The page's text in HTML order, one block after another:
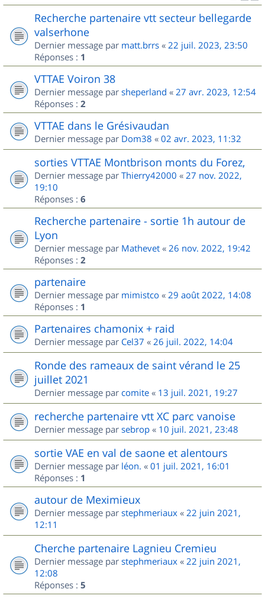
Recherche partenaire vtt secteur bellegarde
valserhone
Dernier message par matt.brrs « 22 juil. 2023, 23:50
Réponses : 1
VTTAE Voiron 38
Dernier message par sheperland « 27 avr. 2023, 12:54
Réponses : 2
VTTAE dans le Grésivaudan
Dernier message par Dom38 « 02 avr. 2023, 11:32
sorties VTTAE Montbrison monts du Forez,
Dernier message par Thierry42000 « 27 nov. 2022,
19:10
Réponses : 6
Recherche partenaire - sortie 1h autour de
Lyon
Dernier message par Mathevet « 26 nov. 2022, 19:42
Réponses : 2
partenaire
Dernier message par mimistco « 29 août 2022, 14:08
Réponses : 1
Partenaires chamonix + raid
Dernier message par Cel37 « 26 juil. 2022, 14:04
Ronde des rameaux de saint vérand le 25
juillet 2021
Dernier message par comite « 13 juil. 2021, 19:27
recherche partenaire vtt XC parc vanoise
Dernier message par sebrop « 10 juil. 2021, 23:48
sortie VAE en val de saone et alentours
Dernier message par léon. « 01 juil. 2021, 16:01
Réponses : 1
autour de Meximieux
Dernier message par stephmeriaux « 22 juin 2021,
12:11
Cherche partenaire Lagnieu Cremieu
Dernier message par stephmeriaux « 22 juin 2021,
12:08
Réponses : 5